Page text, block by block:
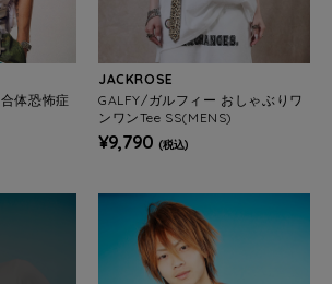
体恐怖症
JACKROSE
GALFY/ガルフィー おしゃぶりワ
ンワンTee SS(MENS)
¥9,790 (税込)